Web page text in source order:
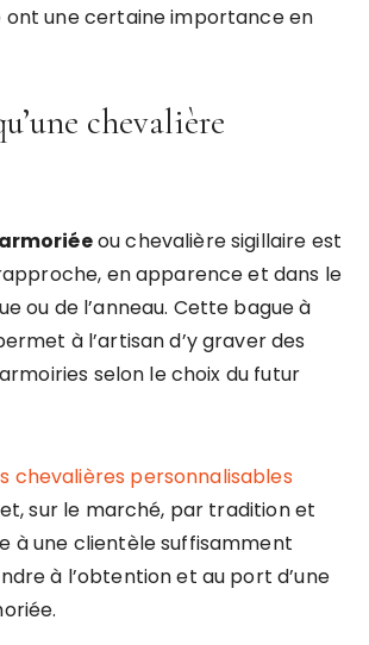
ont une certaine importance en
chevalière
ou chevalière sigillaire est
en apparence et dans le
ou de l’anneau. Cette bague à
à l’artisan d’y graver des
selon le choix du futur
chevalières personnalisables
sur le marché, par tradition et
à une clientèle suffisamment
à l’obtention et au port d’une